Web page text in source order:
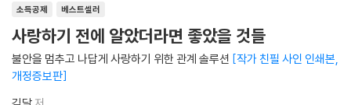
소득공제 베스트셀러
사랑하기 전에 알았더라면 좋았을 것들
불안을 멈추고 나답게 사랑하기 위한 관계 솔루션 작가 친필 사인 인쇄본,
개정증보판